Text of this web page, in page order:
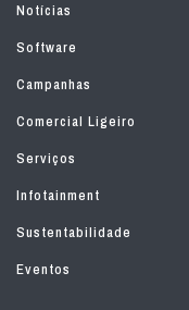
Notícias
Software
Campanhas
Comercial Ligeiro
Serviços
Infotainment
Sustentabilidade
Eventos